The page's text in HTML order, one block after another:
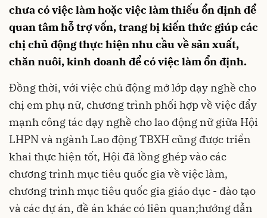
chưa có việc làm hoặc việc làm thiếu ổn định để
quan tâm hỗ trợ vốn, trang bị kiến thức giúp các
chị chủ động thực hiện nhu cầu về sản xuất,
chăn nuôi, kinh doanh để có việc làm ổn định.
Đồng thời, với việc chủ động mở lớp dạy nghề cho
chị em phụ nữ, chương trình phối hợp về việc đẩy
mạnh công tác dạy nghề cho lao động nữ giữa Hội
LHPN và ngành Lao động TBXH cũng được triển
khai thực hiện tốt, Hội đã lồng ghép vào các
chương trình mục tiêu quốc gia về việc làm,
chương trình mục tiêu quốc gia giáo dục - đào tạo
và các dự án, đề án khác có liên quan;hướng dẫn